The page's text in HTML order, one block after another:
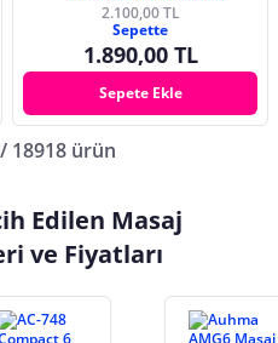
2.100,00 TL
Sepette
1.890,00 TL
Sepete Ekle
18918 ürün
Edilen Masaj
ve Fiyatları